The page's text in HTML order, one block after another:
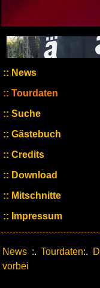
News
Tourdaten
Suche
Gästebuch
Credits
Download
Mitschnitte
Impressum
News :.Tourdaten:.
vorbei